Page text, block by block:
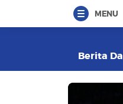
MENU
Berita